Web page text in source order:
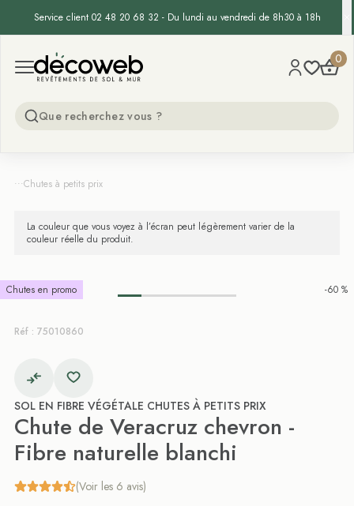
Service client 02 48 20 68 32 - Du lundi au vendredi de 8h30 à 18h
Open menu
Decoweb 0
...Chutes à petits prix
La couleur que vous voyez à l’écran peut légèrement varier de la
couleur réelle du produit.
Chutes en promo -60 %
Réf : 75010860
SOL EN FIBRE VÉGÉTALE CHUTES À PETITS PRIX
Chute de Veracruz chevron -
Fibre naturelle blanchi
(Voir les 6 avis)